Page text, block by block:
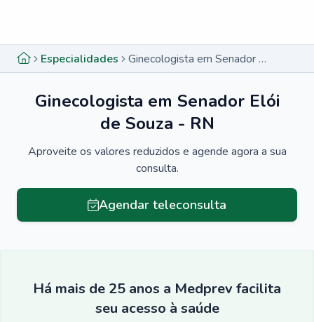
Especialidades Ginecologista em Senador Elói de Souza - RN
Ginecologista em Senador Elói
de Souza - RN
Aproveite os valores reduzidos e agende agora a sua
consulta.
Agendar teleconsulta
Há mais de 25 anos a Medprev facilita
seu acesso à saúde